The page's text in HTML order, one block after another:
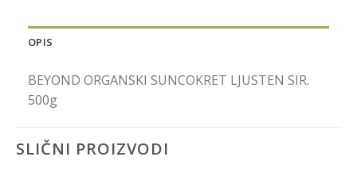
OPIS
BEYOND ORGANSKI SUNCOKRET LJUSTEN SIR.
500g
SLIČNI PROIZVODI